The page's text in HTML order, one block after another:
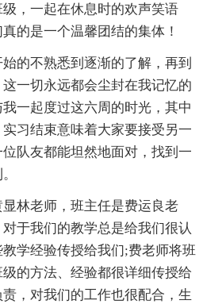
，一起在休息时的欢声笑语
的是一个温馨团结的集体！
的不熟悉到逐渐的了解，再到
一切永远都会尘封在我记忆的
一起度过这六周的时光，其中
习结束意味着大家要接受另一
队友都能坦然地面对，找到一
林老师，班主任是费运良老
于我们的教学总是给我们很认
学经验传授给我们;费老师将班
的方法、经验都很详细传授给
，对我们的工作也很配合，生